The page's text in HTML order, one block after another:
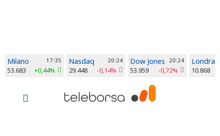
Milano 17:35
53.683 +0,44%
Nasdaq 20:24
29.448 -0,14%
Dow Jones 20:24
53.959 -0,72%
Londra
10.868